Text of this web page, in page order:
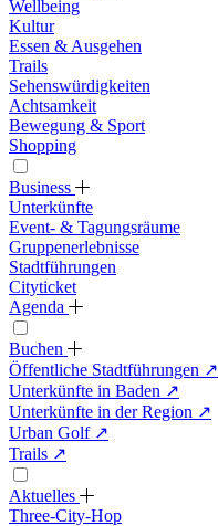
Wellbeing
Kultur
Essen & Ausgehen
Trails
Sehenswürdigkeiten
Achtsamkeit
Bewegung & Sport
Shopping
Business
Unterkünfte
Event- & Tagungsräume
Gruppenerlebnisse
Stadtführungen
Cityticket
Agenda
Buchen
Öffentliche Stadtführungen ↗
Unterkünfte in Baden ↗
Unterkünfte in der Region ↗
Urban Golf ↗
Trails ↗
Aktuelles
Three-City-Hop